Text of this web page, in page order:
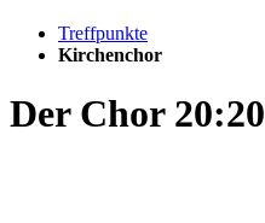
Treffpunkte
Kirchenchor
Der Chor 20:20